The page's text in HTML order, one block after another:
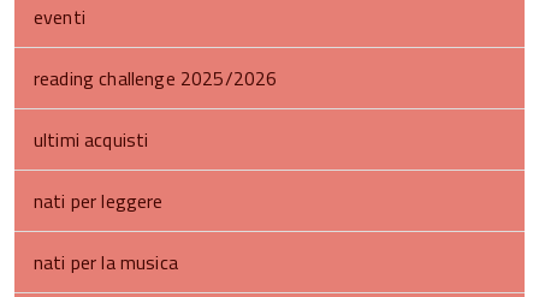
eventi
reading challenge 2025/2026
ultimi acquisti
nati per leggere
nati per la musica